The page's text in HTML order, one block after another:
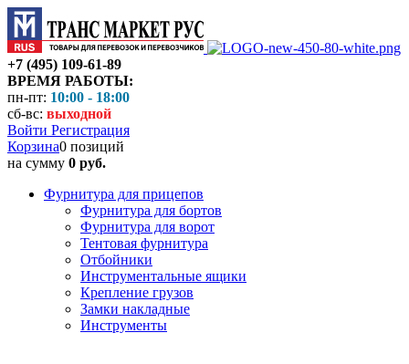
+7 (495) 109-61-89
ВРЕМЯ РАБОТЫ:
пн-пт: 10:00 - 18:00
сб-вс: выходной
Войти Регистрация
Корзина0 позиций
на сумму 0 руб.
Фурнитура для прицепов
Фурнитура для бортов
Фурнитура для ворот
Тентовая фурнитура
Отбойники
Инструментальные ящики
Крепление грузов
Замки накладные
Инструменты